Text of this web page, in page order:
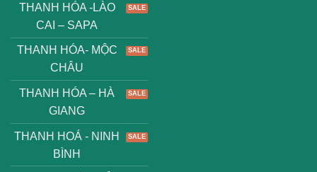
THANH HÓA -LÀO
CAI – SAPA
THANH HÓA- MỘC
CHÂU
THANH HÓA – HÀ
GIANG
THANH HOÁ - NINH
BÌNH